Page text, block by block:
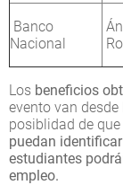
Banco
Nacional
Los beneficios
evento van desde
posiblidad de
puedan
estudiantes
empleo.